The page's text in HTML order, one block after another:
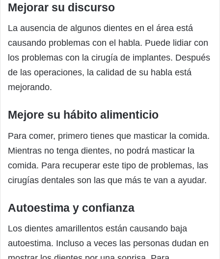
Mejorar su discurso
La ausencia de algunos dientes en el área está
causando problemas con el habla. Puede lidiar con
los problemas con la cirugía de implantes. Después
de las operaciones, la calidad de su habla está
mejorando.
Mejore su hábito alimenticio
Para comer, primero tienes que masticar la comida.
Mientras no tenga dientes, no podrá masticar la
comida. Para recuperar este tipo de problemas, las
cirugías dentales son las que más te van a ayudar.
Autoestima y confianza
Los dientes amarillentos están causando baja
autoestima. Incluso a veces las personas dudan en